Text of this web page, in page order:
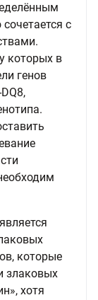
с
которых в
генов
которые
злаковых
хотя